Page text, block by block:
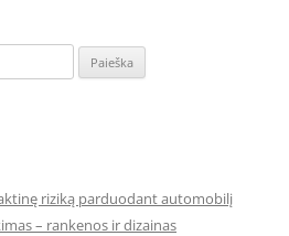
riziką parduodant automobilį
– rankenos ir dizainas